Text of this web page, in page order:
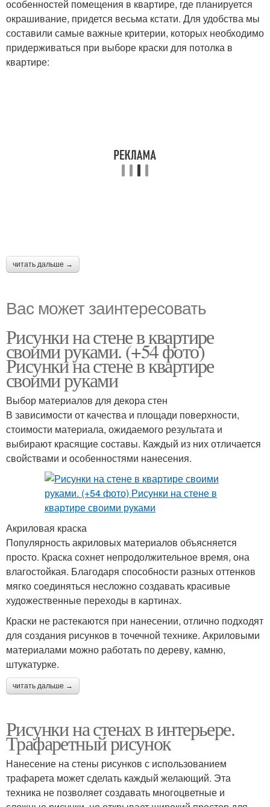
особенностей помещения в квартире, где планируется
окрашивание, придется весьма кстати. Для удобства мы
составили самые важные критерии, которых необходимо
придерживаться при выборе краски для потолка в
квартире:
читать дальше →
Вас может заинтересовать
Рисунки на стене в квартире
своими руками. (+54 фото)
Рисунки на стене в квартире
своими руками
Выбор материалов для декора стен
В зависимости от качества и площади поверхности,
стоимости материала, ожидаемого результата и
выбирают красящие составы. Каждый из них отличается
свойствами и особенностями нанесения.
Акриловая краска
Популярность акриловых материалов объясняется
просто. Краска сохнет непродолжительное время, она
влагостойкая. Благодаря способности разных оттенков
мягко соединяться несложно создавать красивые
художественные переходы в картинах.
Краски не растекаются при нанесении, отлично подходят
для создания рисунков в точечной технике. Акриловыми
материалами можно работать по дереву, камню,
штукатурке.
читать дальше →
Рисунки на стенах в интерьере.
Трафаретный рисунок
Нанесение на стены рисунков с использованием
трафарета может сделать каждый желающий. Эта
техника не позволяет создавать многоцветные и